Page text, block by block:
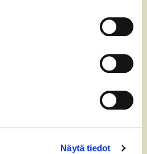
Näytä tiedot